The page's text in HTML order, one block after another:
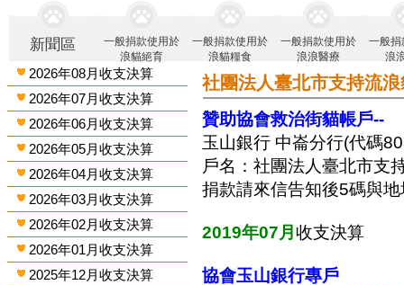
新聞區
一般捐款使用於
浪貓絕育
一般捐款使用於
浪貓糧食
一般捐款使用於
浪浪醫療
一般捐
浪
2026年08月收支決算
2026年07月收支決算
2026年06月收支決算
2026年05月收支決算
2026年04月收支決算
2026年03月收支決算
2026年02月收支決算
2026年01月收支決算
2025年12月收支決算
社團法人臺北市支持流
贊助協會救治街貓帳戶--
玉山銀行 中崙分行(代碼
戶名：社團法人臺北市支
捐款請來信告知後5碼與
2019年07月收支決算
協會玉山銀行專戶